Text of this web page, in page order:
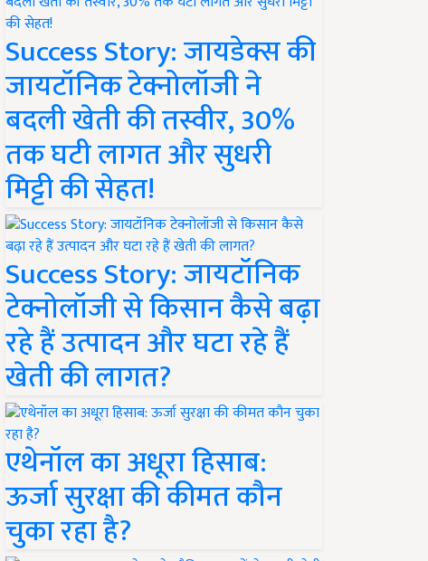
Success Story: जायडेक्स की
जायटॉनिक टेक्नोलॉजी ने
बदली खेती की तस्वीर, 30%
तक घटी लागत और सुधरी
मिट्टी की सेहत!
Success Story: जायटॉनिक
टेक्नोलॉजी से किसान कैसे बढ़ा
रहे हैं उत्पादन और घटा रहे हैं
खेती की लागत?
एथेनॉल का अधूरा हिसाब:
ऊर्जा सुरक्षा की कीमत कौन
चुका रहा है?